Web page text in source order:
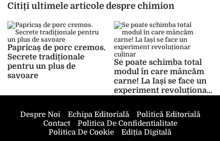
Citiți ultimele articole despre chimion
Papricaș de porc cremos.
Secrete tradiționale
pentru un plus de
savoare
Se poate schimba total
modul în care mâncăm
carne! La Iași se face un
experiment revoluționar
Despre Noi
Echipa Editorială
Politică Editorială
Contact
Politica De Confidentialitate
Politica De Cookie
Ediția Digitală